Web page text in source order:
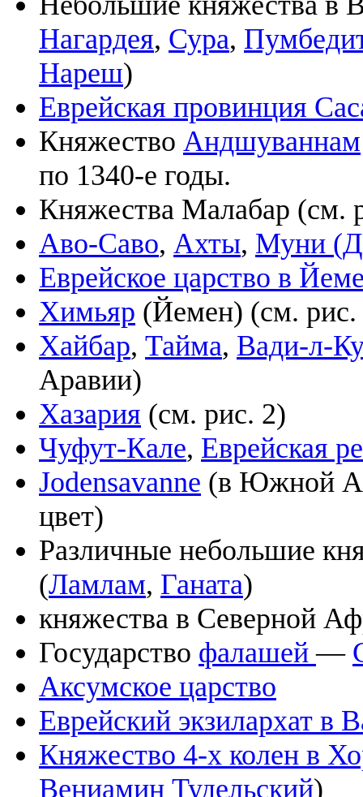
Нагардея, Сура,
Нареш)
Еврейская провинция
Княжество Андшуваннам
по 1340-е годы.
Княжества Малабар (см.
Аво-Саво, Ахты, Муни
Еврейское царство в
Химьяр (Йемен) (см. рис.
Хайбар, Тайма, Вади-л-
Аравии)
Хазария (см. рис. 2)
Чуфут-Кале, Еврейская
Jodensavanne (в Южной
цвет)
Различные небольшие
(Ламлам, Ганата)
княжества в Северной
Государство фалашей—
Аксумское царство
Еврейский экзилархат в
Княжество 4-х колен в
Вениамин Тудельский)